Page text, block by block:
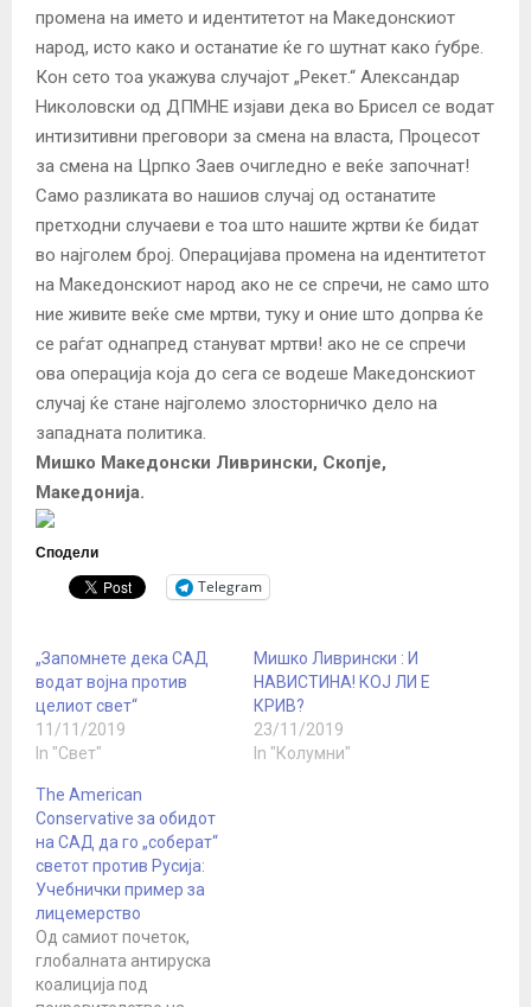
промена на името и идентитетот на Македонскиот
народ, исто како и останатие ќе го шутнат како ѓубре.
Кон сето тоа укажува случајот „Рекет.“ Александар
Николовски од ДПМНЕ изјави дека во Брисел се водат
интизитивни преговори за смена на власта, Процесот
за смена на Црпко Заев очигледно е веќе започнат!
Само разликата во нашиов случај од останатите
претходни случаеви е тоа што нашите жртви ќе бидат
во најголем број. Операцијава промена на идентитетот
на Македонскиот народ ако не се спречи, не само што
ние живите веќе сме мртви, туку и оние што допрва ќе
се раѓат однапред стануват мртви! ако не се спречи
ова операција која до сега се водеше Македонскиот
случај ќе стане најголемо злосторничко дело на
западната политика.
Мишко Македонски Ливрински, Скопје,
Македонија.
Сподели
Telegram
„Запомнете дека САД
водат војна против
целиот свет“
11/11/2019
In "Свет"
Мишко Ливрински : И
НАВИСТИНА! КОЈ ЛИ Е
КРИВ?
23/11/2019
In "Колумни"
The American
Conservative за обидот
на САД да го „соберат“
светот против Русија:
Учебнички пример за
лицемерство
Од самиот почеток,
глобалната антируска
коалиција под